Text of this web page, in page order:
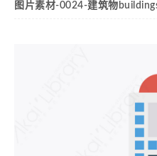
图片素材-0024-建筑物